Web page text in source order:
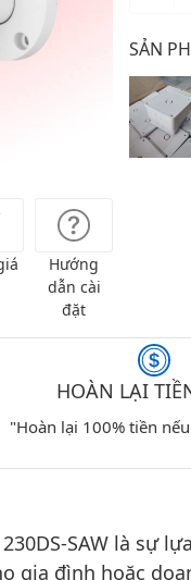
Hướng
dẫn cài
đặt
SẢN
HOÀN LẠI
"Hoàn lại 100% tiền
SAW là
gia đình hoặc